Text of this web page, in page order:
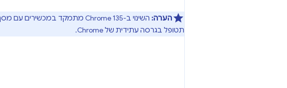
הערה:
תטופל בגרסה עתידית של Chrome.